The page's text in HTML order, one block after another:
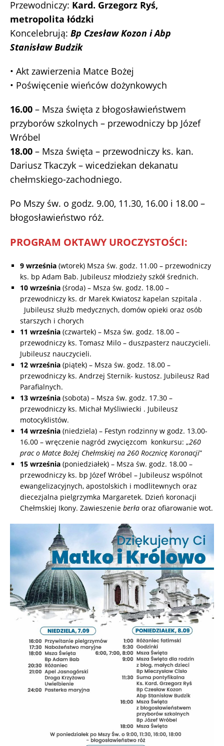
Przewodniczy: Kard. Grzegorz Ryś,
metropolita łódzki
Koncelebrują: Bp Czesław Kozon i Abp
Stanisław Budzik
• Akt zawierzenia Matce Bożej
• Poświęcenie wieńców dożynkowych
16.00 – Msza święta z błogosławieństwem
przyborów szkolnych – przewodniczy bp Józef
Wróbel
18.00 – Msza święta – przewodniczy ks. kan.
Dariusz Tkaczyk – wicedziekan dekanatu
chełmskiego-zachodniego.
Po Mszy św. o godz. 9.00, 11.30, 16.00 i 18.00 –
błogosławieństwo róż.
PROGRAM OKTAWY UROCZYSTOŚCI:
9 września (wtorek) Msza św. godz. 11.00 – przewodniczy
ks. bp Adam Bab. Jubileusz młodzieży szkół średnich.
10 września (środa) – Msza św. godz. 18.00 –
przewodniczy ks. dr Marek Kwiatosz kapelan szpitala .
Jubileusz służb medycznych, domów opieki oraz osób
starszych i chorych
11 września (czwartek) – Msza św. godz. 18.00 –
przewodniczy ks. Tomasz Milo – duszpasterz nauczycieli.
Jubileusz nauczycieli.
12 września (piątek) – Msza św. godz. 18.00 –
przewodniczy ks. Andrzej Sternik- kustosz. Jubileusz Rad
Parafialnych.
13 września (sobota) – Msza św. godz. 17.30 –
przewodniczy ks. Michał Myśliwiecki . Jubileusz
motocyklistów.
14 września (niedziela) – Festyn rodzinny w godz. 13.00-
16.00 – wręczenie nagród zwycięzcom konkursu: „260
prac o Matce Bożej Chełmskiej na 260 Rocznicę Koronacji”
15 września (poniedziałek) – Msza św. godz. 18.00 –
przewodniczy ks. bp Józef Wróbel – Jubileusz wspólnot
ewangelizacyjnych, apostolskich i modlitewnych oraz
diecezjalna pielgrzymka Margaretek. Dzień koronacji
Chełmskiej Ikony. Zawieszenie berła oraz ofiarowanie wot.